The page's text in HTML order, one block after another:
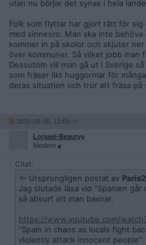
utan nu börjar det synas i hela
Folk som flyttar har gjort rätt för
med sinnesro. Man ska inte
kommer in på skolor och skjuter
över kommuner. Så vilket jobb man
Dessutom vill man gå ut i Sverige
som fräser likt huggormar för
deras situation och tror att fräsa på
2025-08-06, 13:00
Loraael-Beautyy
Medlem
Citat:
Ursprungligen postat av
Jag slutade läsa vid "Spanien går
så absurt att man baxnar.
https://www.youtube.com/
"Spain in chaos as locals fight
violently attack innocent people"